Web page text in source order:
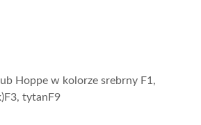
Hoppe w kolorze srebrny F1,
tytanF9